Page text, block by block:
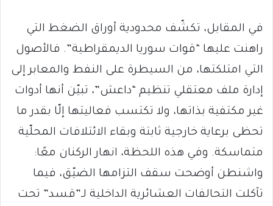
في المقابل، تكشّف محدودية أوراق الضغط التي
راهنت عليها “قوات سوريا الديمقراطية”. فالأصول
التي امتلكتها، من السيطرة على النفط والمعابر إلى
إدارة ملف معتقلي تنظيم “داعش”، تبيّن أنها أدوات
غير مكتفية بذاتها، ولا تكتسب فعاليتها إلّا بقدر ما
تحظى برعاية خارجية ثابتة وبقاء الائتلافات المحلّية
متماسكة. وفي هذه اللحظة، انهار الركنان معًا:
واشنطن أوضحت سقف التزامها الضيّق، فيما
تآكلت التحالفات العشائرية الداخلية لـ”قسد” تحت